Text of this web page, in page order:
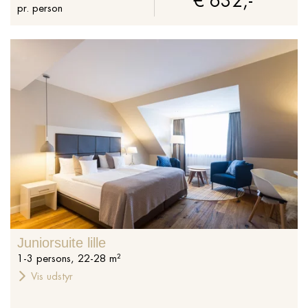
pr. person
Juniorsuite lille
1 -3 persons, 22-28 m²
Vis udstyr